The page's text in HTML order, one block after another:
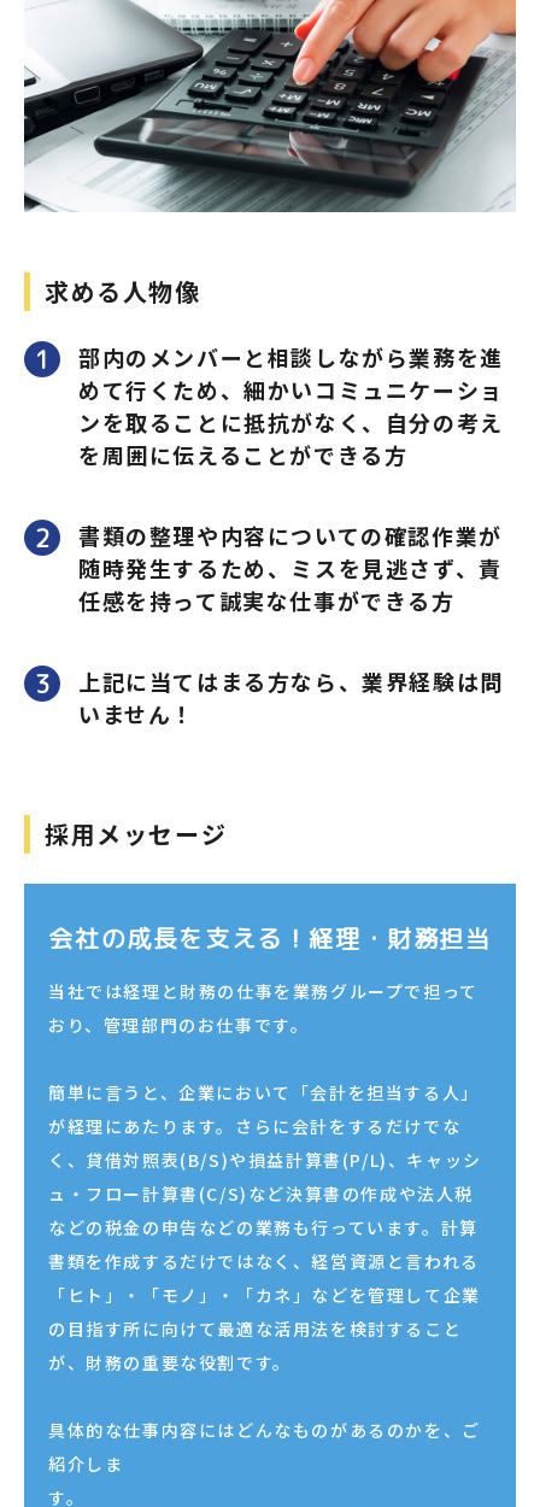
求める人物像
部内のメンバーと相談しながら業務を進
めて行くため、細かいコミュニケーショ
ンを取ることに抵抗がなく、自分の考え
を周囲に伝えることができる方
書類の整理や内容についての確認作業が
随時発生するため、ミスを見逃さず、責
任感を持って誠実な仕事ができる方
上記に当てはまる方なら、業界経験は問
いません！
採用メッセージ
会社の成長を支える！経理・財務担当
当社では経理と財務の仕事を業務グループで担って
おり、管理部門のお仕事です。
簡単に言うと、企業において「会計を担当する人」
が経理にあたります。さらに会計をするだけでな
く、貸借対照表(B/S)や損益計算書(P/L)、キャッシ
ュ・フロー計算書(C/S)など決算書の作成や法人税
などの税金の申告などの業務も行っています。計算
書類を作成するだけではなく、経営資源と言われる
「ヒト」・「モノ」・「カネ」などを管理して企業
の目指す所に向けて最適な活用法を検討すること
が、財務の重要な役割です。
具体的な仕事内容にはどんなものがあるのかを、ご
紹介しま
す。